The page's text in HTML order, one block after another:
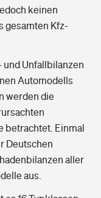
keinen
gesamten Kfz-
und Unfallbilanzen
Automodells
werden die
betrachtet. Einmal
Deutschen
aller
aus.